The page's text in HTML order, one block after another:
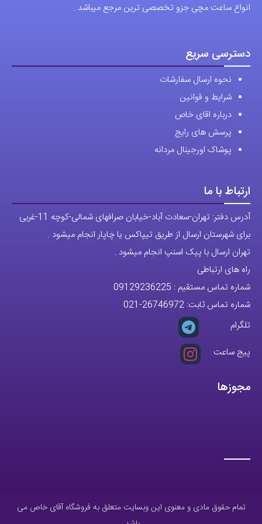
انتخاب
انواع ساعت مچی جزو تخصصی ترین مرجع میباشد .
دسترسی سریع
نحوه ارسال سفارشات
شرایط و قوانین
درباره اقای خاص
پرسش های رایج
پوشاک اورجینال مردانه
ارتباط با ما
آدرس دفتر: تهران-سعادت آباد-خیابان صرافهای شمالی-کوچه 11-غربی
برای شهرستان ارسال از طریق تیپاکس یا چاپار انجام میشود .
تهران ارسال با پیک اسنپ انجام میشود .
راه های ارتباطی
شماره تماس مستقیم : 09129236225
شماره تماس ثابت: 26746972
-021
تلگرام
پیج ساعت
مجوزها
تمام حقوق مادی و معنوی این وبسایت متعلق به فروشگاه آقای خاص می